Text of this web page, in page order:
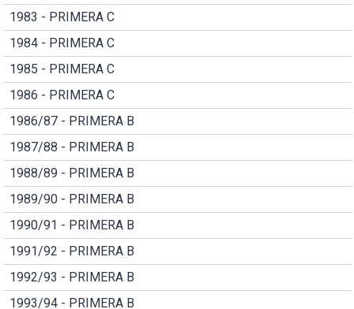
1983 - PRIMERA C
1984 - PRIMERA C
1985 - PRIMERA C
1986 - PRIMERA C
1986/87 - PRIMERA B
1987/88 - PRIMERA B
1988/89 - PRIMERA B
1989/90 - PRIMERA B
1990/91 - PRIMERA B
1991/92 - PRIMERA B
1992/93 - PRIMERA B
1993/94 - PRIMERA B